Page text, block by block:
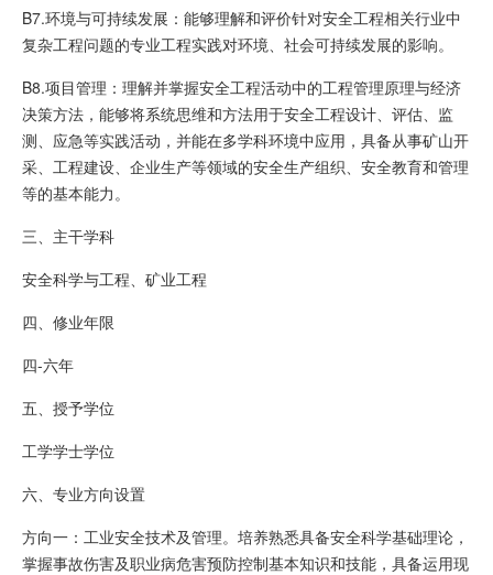
B7.环境与可持续发展：能够理解和评价针对安全工程相关行业中
复杂工程问题的专业工程实践对环境、社会可持续发展的影响。
B8.项目管理：理解并掌握安全工程活动中的工程管理原理与经济
决策方法，能够将系统思维和方法用于安全工程设计、评估、监
测、应急等实践活动，并能在多学科环境中应用，具备从事矿山开
采、工程建设、企业生产等领域的安全生产组织、安全教育和管理
等的基本能力。
三、主干学科
安全科学与工程、矿业工程
四、修业年限
四-六年
五、授予学位
工学学士学位
六、专业方向设置
方向一：工业安全技术及管理。培养熟悉具备安全科学基础理论，
掌握事故伤害及职业病危害预防控制基本知识和技能，具备运用现